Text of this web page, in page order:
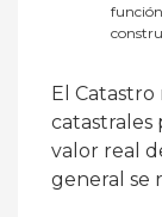
El
catastrales
valor real
general se